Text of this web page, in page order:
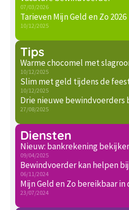
07/03/2026
Tarieven Mijn Geld en Zo 2026
10/12/2025
Tips
Warme chocomel met
10/12/2025
Slim met geld tijdens de
10/12/2025
Drie nieuwe bewindvoerders
27/08/2025
Diensten
Nieuw: bankrekening
09/04/2025
Bewindvoerder kan helpen
06/11/2024
Mijn Geld en Zo bereikbaar in
23/07/2024